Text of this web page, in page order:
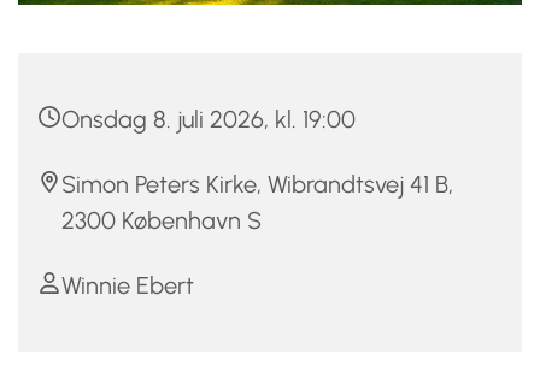
Onsdag 8. juli 2026, kl. 19:00
Simon Peters Kirke, Wibrandtsvej 41 B,
2300 København S
Winnie Ebert